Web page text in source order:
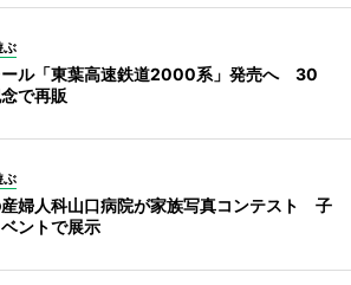
ぶ
ール「東葉高速鉄道2000系」発売へ 30
で再販
ぶ
婦人科山口病院が家族写真コンテスト 子
ントで展示